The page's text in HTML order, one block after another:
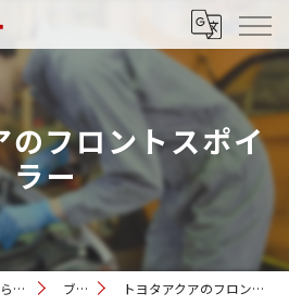
のフロントスポイ
ラー
三重県鈴鹿市の車修理ならK2ファクトリー ブログ トヨタアクアのフロントスポイラー